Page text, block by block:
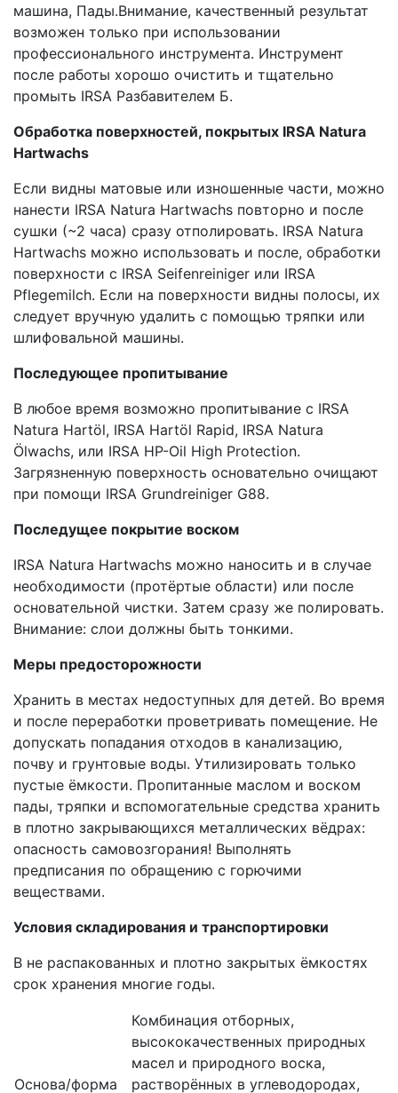
машина, Пады.Внимание, качественный результат
возможен только при использовании
профессионального инструмента. Инструмент
после работы хорошо очистить и тщательно
промыть IRSA Разбавителем Б.
Обработка поверхностей, покрытых IRSA Natura
Hartwachs
Если видны матовые или изношенные части, можно
нанести IRSA Natura Hartwachs повторно и после
сушки (~2 часа) сразу отполировать. IRSA Natura
Hartwachs можно использовать и после, обработки
поверхности с IRSA Seifenreiniger или IRSA
Pflegemilch. Если на поверхности видны полосы, их
следует вручную удалить с помощью тряпки или
шлифовальной машины.
Последующее пропитывание
В любое время возможно пропитывание с IRSA
Natura Hartöl, IRSA Hartöl Rapid, IRSA Natura
Ölwachs, или IRSA HP-Oil High Protection.
Загрязненную поверхность основательно очищают
при помощи IRSA Grundreiniger G88.
Последущее покрытие воском
IRSA Natura Hartwachs можно наносить и в случае
необходимости (протёртые области) или после
основательной чистки. Затем сразу же полировать.
Внимание: слои должны быть тонкими.
Меры предосторожности
Хранить в местах недоступных для детей. Во время
и после переработки проветривать помещение. Не
допускать попадания отходов в канализацию,
почву и грунтовые воды. Утилизировать только
пустые ёмкости. Пропитанные маслом и воском
пады, тряпки и вспомогательные средства хранить
в плотно закрывающихся металлических вёдрах:
опасность самовозгорания! Выполнять
предписания по обращению с горючими
веществами.
Условия складирования и транспортировки
В не распакованных и плотно закрытых ёмкостях
срок хранения многие годы.
Основа/форма
Комбинация отборных,
высококачественных природных
масел и природного воска,
растворённых в углеводородах,